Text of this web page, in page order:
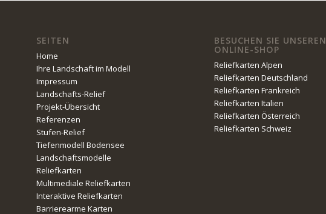
SEITEN
Home
Ihre Landschaft im Modell
Impressum
Landschafts-Relief
Projekt-Übersicht
Referenzen
Stufen-Relief
Tiefenmodell Bodensee
Landschaftsmodelle
Reliefkarten
Multimediale Reliefkarten
Interaktive Reliefkarten
Barrierearme Karten
BESUCHEN SIE UNSEREN
ONLINE-SHOP
Reliefkarten Alpen
Reliefkarten Deutschland
Reliefkarten Frankreich
Reliefkarten Italien
Reliefkarten Österreich
Reliefkarten Schweiz